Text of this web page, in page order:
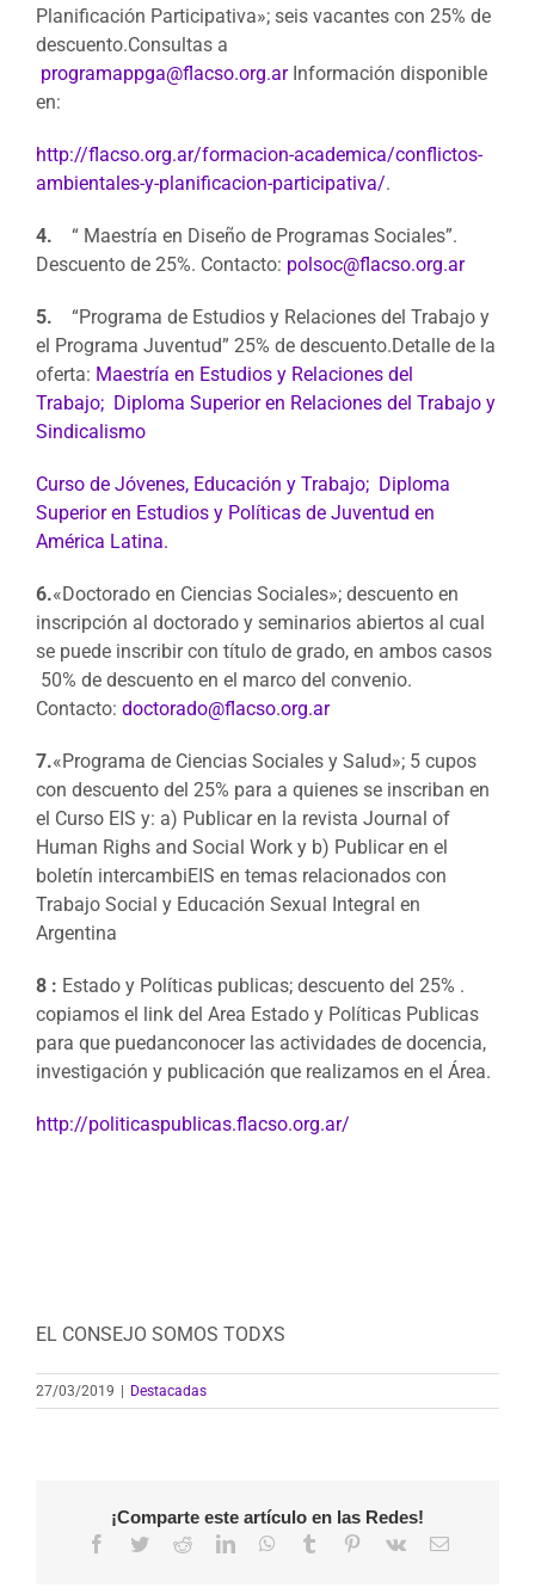
Planificación Participativa»; seis vacantes con 25% de
descuento.Consultas a
programappga@flacso.org.arInformación disponible
en:
http://flacso.org.ar/formacion-academica/conflictos-
ambientales-y-planificacion-participativa/.
4.
“ Maestría en Diseño de Programas Sociales”.
Descuento de 25%. Contacto: polsoc@flacso.org.ar
5.
“Programa de Estudios y Relaciones del Trabajo y
el Programa Juventud” 25% de descuento.Detalle de la
oferta: Maestría en Estudios y Relaciones del
Trabajo; Diploma Superior en Relaciones del Trabajo y
Sindicalismo
Curso de Jóvenes, Educación y Trabajo; Diploma
Superior en Estudios y Políticas de Juventud en
América Latina.
6.«Doctorado en Ciencias Sociales»; descuento en
inscripción al doctorado y seminarios abiertos al cual
se puede inscribir con título de grado, en ambos casos
50% de descuento en el marco del convenio.
Contacto: doctorado@flacso.org.ar
7.«Programa de Ciencias Sociales y Salud»; 5 cupos
con descuento del 25% para a quienes se inscriban en
el Curso EIS y: a) Publicar en la revista Journal of
Human Righs and Social Work y b) Publicar en el
boletín intercambiEIS en temas relacionados con
Trabajo Social y Educación Sexual Integral en
Argentina
8 : Estado y Políticas publicas; descuento del 25% .
copiamos el link del Area Estado y Políticas Publicas
para que puedanconocer las actividades de docencia,
investigación y publicación que realizamos en el Área.
http://politicaspublicas.flacso.org.ar/
EL CONSEJO SOMOS TODXS
27/03/2019 | Destacadas
¡Comparte este artículo en las Redes!
Facebook
TwitterRedditLinkedInWhatsApp
Tumblr Pinterest
Vk
Correo